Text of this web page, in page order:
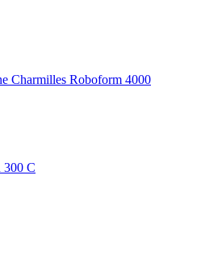
Charmilles Roboform 4000
300 C